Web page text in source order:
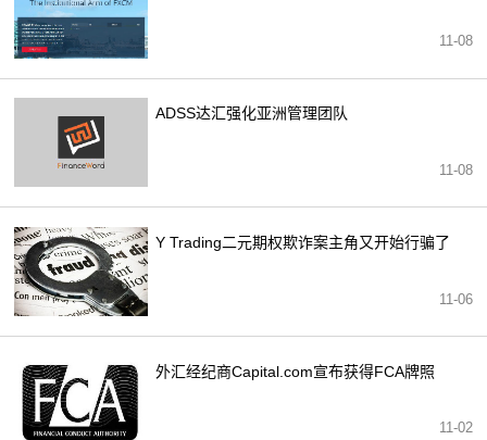
11-08
ADSS达汇强化亚洲管理团队
11-08
Y Trading二元期权欺诈案主角又开始行骗了
11-06
外汇经纪商Capital.com宣布获得FCA牌照
11-02